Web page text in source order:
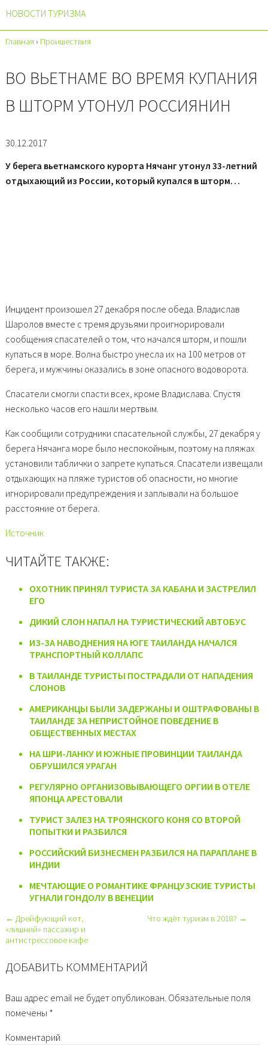
НОВОСТИ ТУРИЗМА
Главная › Проишествия
ВО ВЬЕТНАМЕ ВО ВРЕМЯ КУПАНИЯ
В ШТОРМ УТОНУЛ РОССИЯНИН
30.12.2017
У берега вьетнамского курорта Нячанг утонул 33-летний
отдыхающий из России, который купался в шторм…
Инцидент произошел 27 декабря после обеда. Владислав
Шаролов вместе с тремя друзьями проигнорировали
сообщения спасателей о том, что начался шторм, и пошли
купаться в море. Волна быстро унесла их на 100 метров от
берега, и мужчины оказались в зоне опасного водоворота.
Спасатели смогли спасти всех, кроме Владислава. Спустя
несколько часов его нашли мертвым.
Как сообщили сотрудники спасательной службы, 27 декабря у
берега Нячанга море было неспокойным, поэтому на пляжах
установили таблички о запрете купаться. Спасатели извещали
отдыхающих на пляже туристов об опасности, но многие
игнорировали предупреждения и заплывали на большое
расстояние от берега.
Источник
ЧИТАЙТЕ ТАКЖЕ:
ОХОТНИК ПРИНЯЛ ТУРИСТА ЗА КАБАНА И ЗАСТРЕЛИЛ
ЕГО
ДИКИЙ СЛОН НАПАЛ НА ТУРИСТИЧЕСКИЙ АВТОБУС
ИЗ-ЗА НАВОДНЕНИЯ НА ЮГЕ ТАИЛАНДА НАЧАЛСЯ
ТРАНСПОРТНЫЙ КОЛЛАПС
В ТАИЛАНДЕ ТУРИСТЫ ПОСТРАДАЛИ ОТ НАПАДЕНИЯ
СЛОНОВ
АМЕРИКАНЦЫ БЫЛИ ЗАДЕРЖАНЫ И ОШТРАФОВАНЫ В
ТАИЛАНДЕ ЗА НЕПРИСТОЙНОЕ ПОВЕДЕНИЕ В
ОБЩЕСТВЕННЫХ МЕСТАХ
НА ШРИ-ЛАНКУ И ЮЖНЫЕ ПРОВИНЦИИ ТАИЛАНДА
ОБРУШИЛСЯ УРАГАН
РЕГУЛЯРНО ОРГАНИЗОВЫВАЮЩЕГО ОРГИИ В ОТЕЛЕ
ЯПОНЦА АРЕСТОВАЛИ
ТУРИСТ ЗАЛЕЗ НА ТРОЯНСКОГО КОНЯ СО ВТОРОЙ
ПОПЫТКИ И РАЗБИЛСЯ
РОССИЙСКИЙ БИЗНЕСМЕН РАЗБИЛСЯ НА ПАРАПЛАНЕ В
ИНДИИ
МЕЧТАЮЩИЕ О РОМАНТИКЕ ФРАНЦУЗСКИЕ ТУРИСТЫ
УГНАЛИ ГОНДОЛУ В ВЕНЕЦИИ
← Дрейфующий кот,
«лишний» пассажир и
антистрессовое кафе
Что ждёт туризм в 2018? →
ДОБАВИТЬ КОММЕНТАРИЙ
Ваш адрес email не будет опубликован. Обязательные поля
помечены *
Комментарий